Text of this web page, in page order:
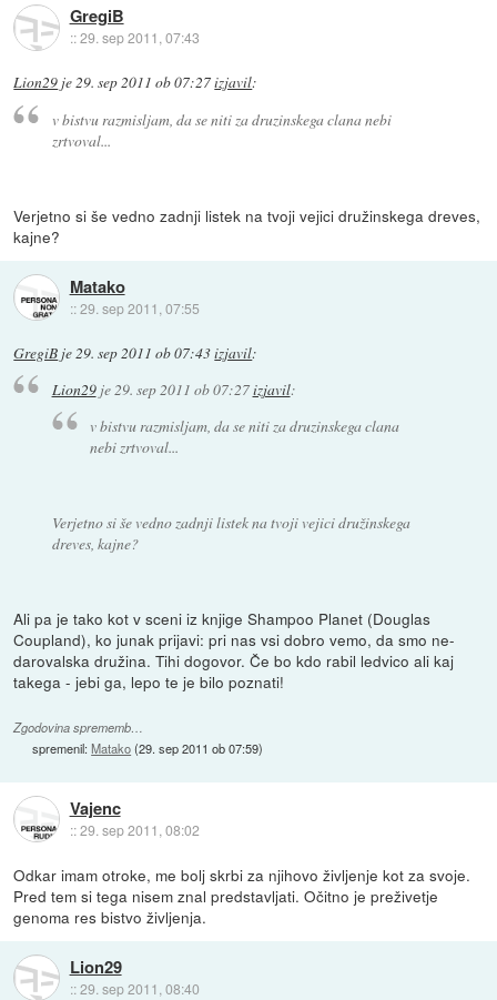
GregiB
::29. sep 2011, 07:43
Lion29 je29. sep 2011 ob 07:27izjavil:
v bistvu razmisljam, da se niti za druzinskega clana nebi
zrtvoval...
Verjetno si še vedno zadnji listek na tvoji vejici družinskega dreves,
kajne?
Matako
::29. sep 2011, 07:55
GregiB je 29. sep 2011 ob 07:43izjavil:
Lion29je29. sep 2011 ob 07:27izjavil:
v bistvu razmisljam, da se niti za druzinskega clana
nebi zrtvoval...
Verjetno si še vedno zadnji listek na tvoji vejici družinskega
dreves, kajne?
Ali pa je tako kot v sceni iz knjige Shampoo Planet (Douglas
Coupland), ko junak prijavi: pri nas vsi dobro vemo, da smo ne-
darovalska družina. Tihi dogovor. Če bo kdo rabil ledvico ali kaj
takega - jebi ga, lepo te je bilo poznati!
Zgodovina sprememb…
spremenil:Matako(29. sep 2011 ob 07:59)
Vajenc
::29. sep 2011, 08:02
Odkar imam otroke, me bolj skrbi za njihovo življenje kot za svoje.
Pred tem si tega nisem znal predstavljati. Očitno je preživetje
genoma res bistvo življenja.
Lion29
::29. sep 2011, 08:40